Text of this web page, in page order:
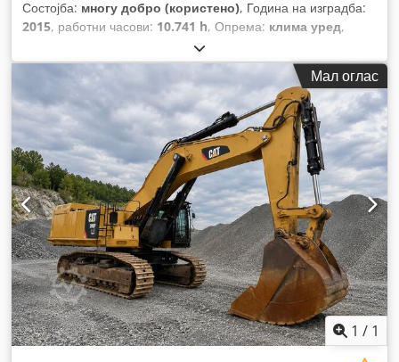
Состојба: многу добро (користено), Година на изградба:
2015, работни часови: 10.741 h, Опрема: клима уред,
Мал оглас
1 / 1